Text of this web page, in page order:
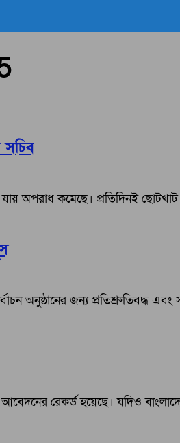
সচিব
যায় অপরাধ কমেছে। প্রতিদিনই
অনুষ্ঠানের জন্য প্রতিশ্রুতিবদ্ধ
রেকর্ড হয়েছে। যদিও